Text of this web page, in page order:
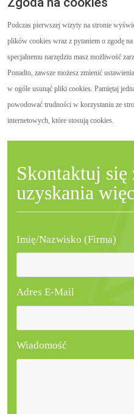
Podczas pierwszej wizyty na stronie
plików cookies wraz z pytaniem o zgodę
specjalnemu narzędziu masz możliwość
Ponadto, zawsze możesz zmienić
w ogóle usunąć pliki cookies. Pamiętaj
powodować trudności w korzystaniu ze
internetowych, które stosują cookies.
Skontaktuj
uzyskania
Imię/Nazwisko (Firma)
Adres E-Mail
Wiadomość